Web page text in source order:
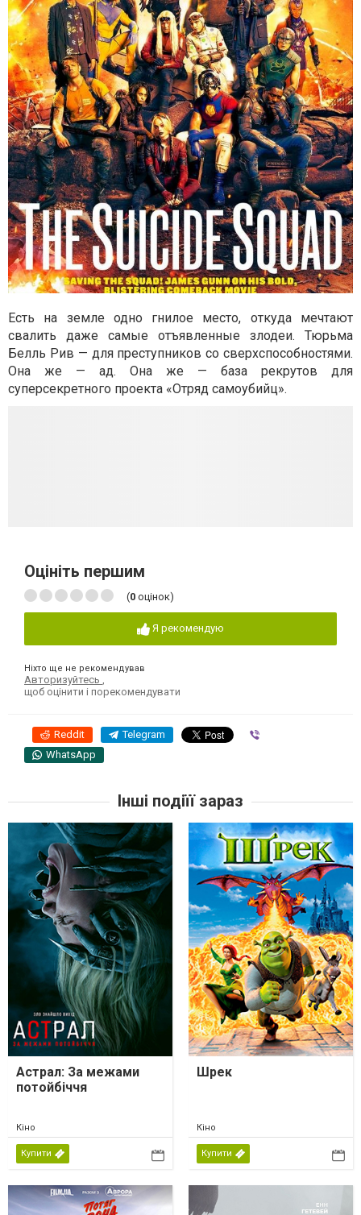
Есть на земле одно гнилое место, откуда мечтают
свалить даже самые отъявленные злодеи. Тюрьма
Белль Рив — для преступников со сверхспособностями.
Она же — ад. Она же — база рекрутов для
суперсекретного проекта «Отряд самоубийц».
Оцініть першим
(0 оцінок)
Я рекомендую
Ніхто ще не рекомендував
Авторизуйтесь
щоб оцінити і порекомендувати
Reddit Telegram
WhatsApp
Інші подіїї зараз
Астрал: За межами
потойбіччя
Кіно
Купити
Шрек
Кіно
Купити